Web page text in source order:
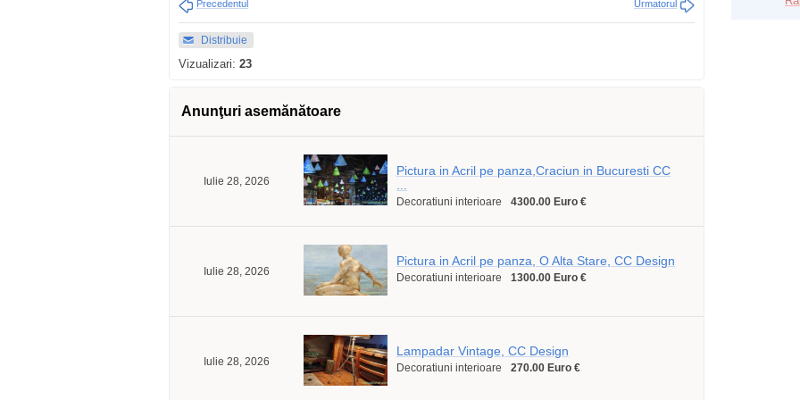
Precedentul Urmatorul
Distribuie
Vizualizari: 23
Anunţuri asemănătoare
Iulie 28, 2026
Pictura in Acril pe panza,Craciun in Bucuresti CC
Decoratiuni interioare 4300.00 Euro €
Iulie 28, 2026
Pictura in Acril pe panza, O Alta Stare, CC Design
Decoratiuni interioare 1300.00 Euro €
Iulie 28, 2026
Lampadar Vintage, CC Design
Decoratiuni interioare 270.00 Euro €